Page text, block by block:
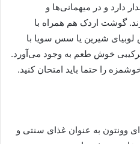
دارد و در میهمانی‌ها و
گوشت اردک هم همراه با
شیرین یا سس سویا با
خوش طعم به وجود می‌آورد.
را حتما باید امتحان کنید.
تانگ (۶۱۸-۹۰۷) غذای وونتون به عنوان غذای سنتی و